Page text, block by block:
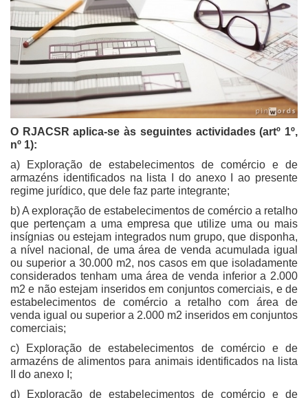
O RJACSR aplica-se às seguintes actividades (artº 1º,
nº 1):
a) Exploração de estabelecimentos de comércio e de
armazéns identificados na lista I do anexo I ao presente
regime jurídico, que dele faz parte integrante;
b) A exploração de estabelecimentos de comércio a retalho
que pertençam a uma empresa que utilize uma ou mais
insígnias ou estejam integrados num grupo, que disponha,
a nível nacional, de uma área de venda acumulada igual
ou superior a 30.000 m2, nos casos em que isoladamente
considerados tenham uma área de venda inferior a 2.000
m2 e não estejam inseridos em conjuntos comerciais, e de
estabelecimentos de comércio a retalho com área de
venda igual ou superior a 2.000 m2 inseridos em conjuntos
comerciais;
c) Exploração de estabelecimentos de comércio e de
armazéns de alimentos para animais identificados na lista
II do anexo I;
d) Exploração de estabelecimentos de comércio e de